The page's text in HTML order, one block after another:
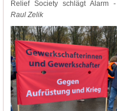
Relief Society schlägt Alarm -
Raul Zelik